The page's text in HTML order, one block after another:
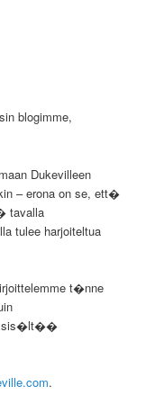
blogimme,
Dukevilleen
– erona on se, ett�
tavalla
tulee harjoiteltua
t�nne
sis�lt��
.